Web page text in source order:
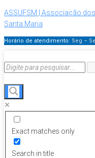
ASSUFSM | Associação
Santa Maria
Horário de atendimento: Seg –
Exact matches only
Search in title